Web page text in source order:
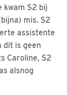
kwam S2 bij
mis. S2
assistente
dit is geen
Caroline, S2
alsnog